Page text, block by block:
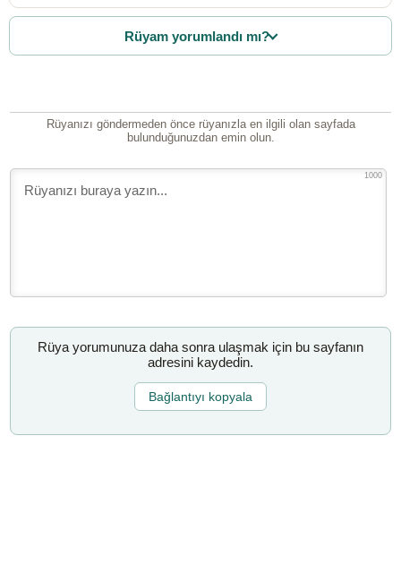
Rüyam yorumlandı mı?
Rüyanızı göndermeden önce rüyanızla en ilgili olan sayfada
bulunduğunuzdan emin olun.
1000
Rüya yorumunuza daha sonra ulaşmak için bu sayfanın
adresini kaydedin.
Bağlantıyı kopyala